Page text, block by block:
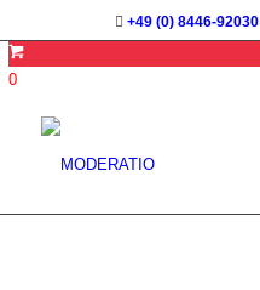
+49 (0) 8446-92030
0